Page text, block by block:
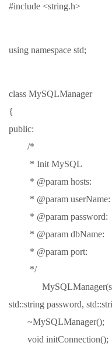
#include <string.h>
using namespace std;
class MySQLManager
{
public:
/*
* Init MySQL
* @param hosts:
* @param
* @param
* @param dbName:
* @param port:
*/
std::string password,
~MySQLManager();
void initConnection();